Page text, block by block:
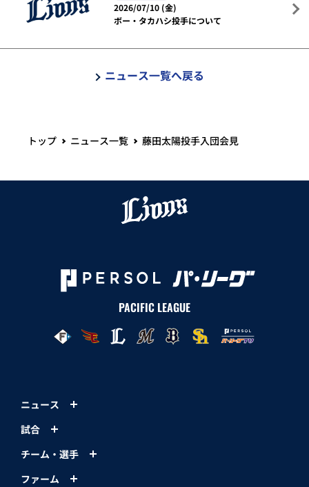
2026/07/10 (金)
ボー・タカハシ投手について
ニュース一覧へ戻る
トップ ニュース一覧 藤田太陽投手入団会見
PACIFIC LEAGUE
ニュース
試合
チーム・選手
ファーム